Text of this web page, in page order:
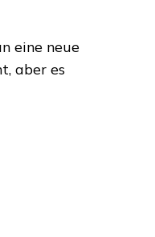
eine neue
aber es